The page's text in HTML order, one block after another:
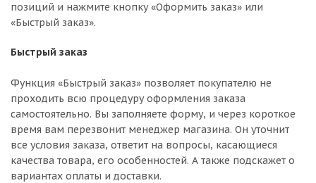
позиций и нажмите кнопку «Оформить заказ» или
«Быстрый заказ».
Быстрый заказ
Функция «Быстрый заказ» позволяет покупателю не
проходить всю процедуру оформления заказа
самостоятельно. Вы заполняете форму, и через короткое
время вам перезвонит менеджер магазина. Он уточнит
все условия заказа, ответит на вопросы, касающиеся
качества товара, его особенностей. А также подскажет о
вариантах оплаты и доставки.